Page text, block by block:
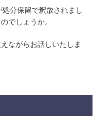
分保留で釈放されまし
でしょうか。
ながらお話しいたしま